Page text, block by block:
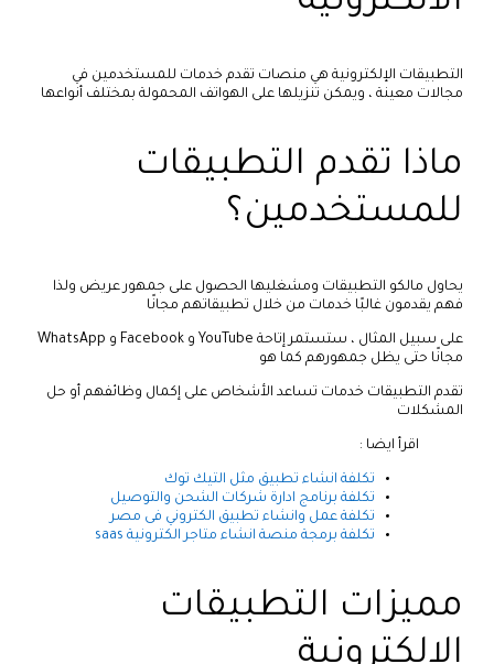
التطبيقات الإلكترونية هي منصات تقدم خدمات للمستخدمين في
مجالات معينة ، ويمكن تنزيلها على الهواتف المحمولة بمختلف أنواعها
ماذا تقدم التطبيقات
للمستخدمين؟
يحاول مالكو التطبيقات ومشغليها الحصول على جمهور عريض ولذا
فهم يقدمون غالبًا خدمات من خلال تطبيقاتهم مجانًا
على سبيل المثال ، ستستمر إتاحة YouTube و Facebook و WhatsApp
مجانًا حتى يظل جمهورهم كما هو
تقدم التطبيقات خدمات تساعد الأشخاص على إكمال وظائفهم أو حل
المشكلات
اقرأ ايضا :
تكلفة انشاء تطبيق مثل التيك توك
تكلفة برنامج ادارة شركات الشحن والتوصيل
تكلفة عمل وانشاء تطبيق الكتروني فى مصر
تكلفة برمجة منصة انشاء متاجر الكترونية saas
مميزات التطبيقات
الالكترونية